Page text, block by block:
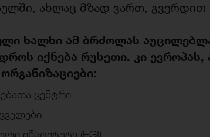
ახლაც მზად ვართ, გვერდით
ხალხი ამ ბრძოლას
იქნება რუსეთი. კი
ცენტრი
ინსტიტუტი (EGI)